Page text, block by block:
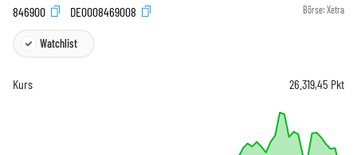
846900
DE0008469008 Börse: Xetra
Watchlist
Kurs 26.319,45 Pkt